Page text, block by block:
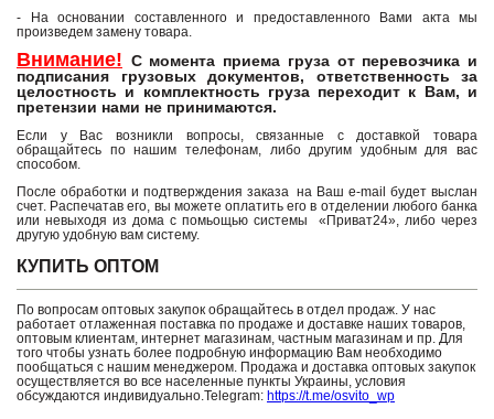
- На основании составленного и предоставленного Вами акта мы
произведем замену товара.
Внимание! С момента приема груза от перевозчика и
подписания грузовых документов, ответственность за
целостность и комплектность груза переходит к Вам, и
претензии нами не принимаются.
Если у Вас возникли вопросы, связанные с доставкой товара
обращайтесь по нашим телефонам, либо другим удобным для вас
способом.
После обработки и подтверждения заказа на Ваш e-mail будет выслан
счет. Распечатав его, вы можете оплатить его в отделении любого банка
или невыходя из дома с помьощью системы «Приват24», либо через
другую удобную вам систему.
КУПИТЬ ОПТОМ
По вопросам оптовых закупок обращайтесь в отдел продаж. У нас
работает отлаженная поставка по продаже и доставке наших товаров,
оптовым клиентам, интернет магазинам, частным магазинам и пр. Для
того чтобы узнать более подробную информацию Вам необходимо
пообщаться с нашим менеджером. Продажа и доставка оптовых закупок
осуществляется во все населенные пункты Украины, условия
обсуждаются индивидуально.Telegram: https://t.me/osvito_wp